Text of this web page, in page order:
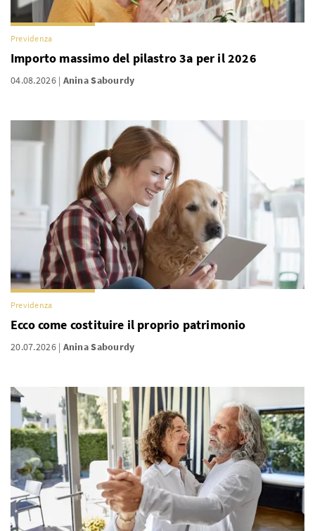
Previdenza
Importo massimo del pilastro 3a per il 2026
04.08.2026 Anina Sabourdy
Previdenza
Ecco come costituire il proprio patrimonio
20.07.2026 Anina Sabourdy